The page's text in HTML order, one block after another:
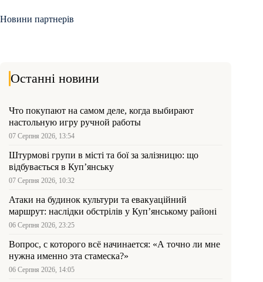
Новини партнерів
Останні новини
Что покупают на самом деле, когда выбирают
настольную игру ручной работы
07 Серпня 2026, 13:54
Штурмові групи в місті та бої за залізницю: що
відбувається в Куп’янську
07 Серпня 2026, 10:32
Атаки на будинок культури та евакуаційний
маршрут: наслідки обстрілів у Куп’янському районі
06 Серпня 2026, 23:25
Вопрос, с которого всё начинается: «А точно ли мне
нужна именно эта стамеска?»
06 Серпня 2026, 14:05